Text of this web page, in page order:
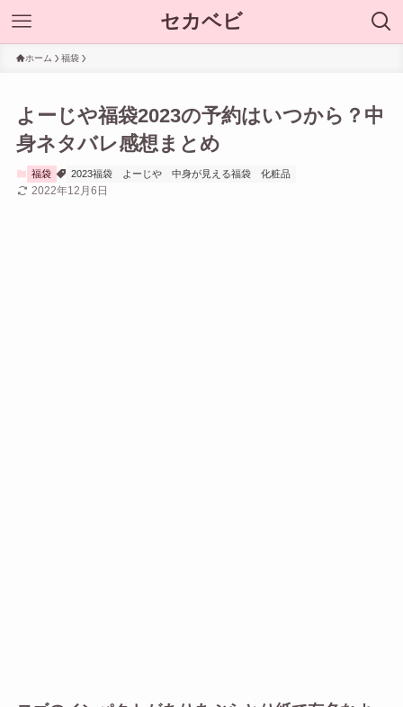
セカベビ
ホーム 福袋
よーじや福袋2023の予約はいつから？中
身ネタバレ感想まとめ
福袋 2023福袋 よーじや 中身が見える福袋 化粧品
2022年12月6日